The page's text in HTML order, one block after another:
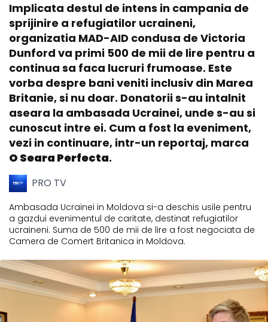
Implicata destul de intens in campania de
sprijinire a refugiatilor ucraineni,
organizatia MAD-AID condusa de Victoria
Dunford va primi 500 de mii de lire pentru a
continua sa faca lucruri frumoase. Este
vorba despre bani veniti inclusiv din Marea
Britanie, si nu doar. Donatorii s-au intalnit
aseara la ambasada Ucrainei, unde s-au si
cunoscut intre ei. Cum a fost la eveniment,
vezi in continuare, intr-un reportaj, marca
O Seara Perfecta.
PRO TV
Ambasada Ucrainei in Moldova si-a deschis usile pentru
a gazdui evenimentul de caritate, destinat refugiatilor
ucraineni. Suma de 500 de mii de lire a fost negociata de
Camera de Comert Britanica in Moldova.